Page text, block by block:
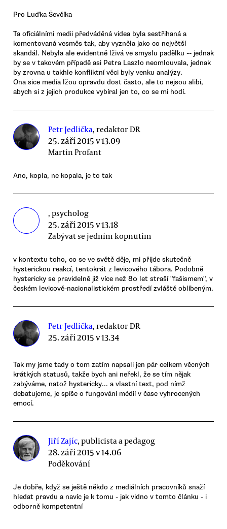
Pro Luďka Ševčíka
Ta oficiálními medii předváděná videa byla sestřihaná a
komentovaná vesměs tak, aby vyzněla jako co největší
skandál. Nebyla ale evidentně lživá ve smyslu padělku -- jednak
by se v takovém případě asi Petra Laszlo neomlouvala, jednak
by zrovna u takhle konfliktní věci byly venku analýzy.
Ona sice media lžou opravdu dost často, ale to nejsou alibi,
abych si z jejich produkce vybíral jen to, co se mi hodí.
Petr Jedlička, redaktor DR
25. září 2015 v 13.09
Martin Profant
Ano, kopla, ne kopala, je to tak
, psycholog
25. září 2015 v 13.18
Zabývat se jedním kopnutím
v kontextu toho, co se ve světě děje, mi přijde skutečně
hysterickou reakcí, tentokrát z levicového tábora. Podobně
hystericky se pravidelně již více než 80 let straší "fašismem", v
českém levicově-nacionalistickém prostředí zvláště oblíbeným.
Petr Jedlička, redaktor DR
25. září 2015 v 13.34
Tak my jsme tady o tom zatím napsali jen pár celkem věcných
krátkých statusů, takže bych ani neřekl, že se tím nějak
zabýváme, natož hystericky... a vlastní text, pod nímž
debatujeme, je spíše o fungování médií v čase vyhrocených
emocí.
Jiří Zajíc, publicista a pedagog
28. září 2015 v 14.06
Poděkování
Je dobře, když se ještě někdo z mediálních pracovníků snaží
hledat pravdu a navíc je k tomu - jak vidno v tomto článku - i
odborně kompetentní